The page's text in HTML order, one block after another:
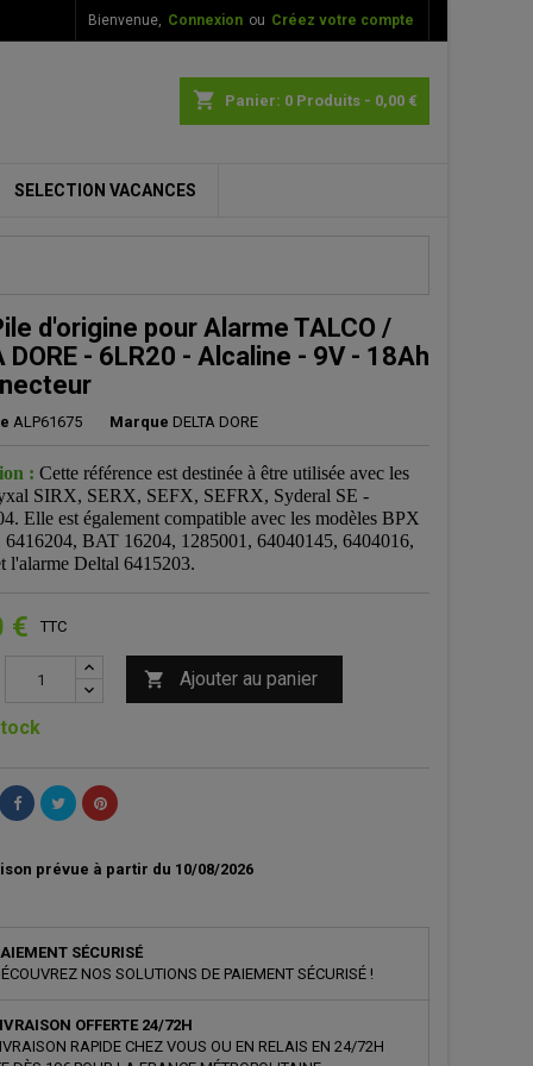
Bienvenue, Connexion ou Créez votre compte
shopping_cart Panier: 0 Produits - 0,00 €
SELECTION VACANCES
d'origine pour Alarme TALCO /
DORE - 6LR20 - Alcaline - 9V - 18Ah
ALP61675 Marque DELTA DORE
: Cette référence est destinée à être utilisée avec les
SIRX, SERX, SEFX, SEFRX, Syderal SE -
Elle est également compatible avec les modèles BPX
6416204, BAT 16204, 1285001, 64040145, 6404016,
l'alarme Deltal 6415203.
€ TTC
 Ajouter au panier
prévue à partir du 10/08/2026
SÉCURISÉ
NOS SOLUTIONS DE PAIEMENT SÉCURISÉ !
OFFERTE 24/72H
RAPIDE CHEZ VOUS OU EN RELAIS EN 24/72H